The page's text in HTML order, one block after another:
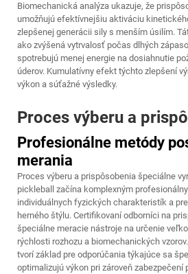
Biomechanická analýza ukazuje, že
umožňujú efektívnejšiu aktiváciu
zlepšenej generácii sily s menším úsilím.
ako zvýšená vytrvalosť počas dlhých
spotrebujú menej energie na dosiahnutie
úderov. Kumulatívny efekt týchto zlepšení
výkon a súťažné výsledky.
Proces výberu a
Profesionálne metódy
merania
Proces výberu a prispôsobenia špeciálne
pickleball začína komplexným
individuálnych fyzických charakteristík a
herného štýlu. Certifikovaní odborníci na
špeciálne meracie nástroje na určenie
rýchlosti rozhozu a biomechanických
tvorí základ pre odporúčania týkajúce sa
optimalizujú výkon pri zároveň zabezpečení